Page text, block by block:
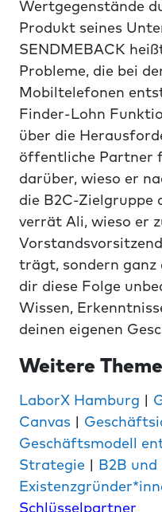
Wertgegenstände
Produkt seines
SENDMEBACK
Probleme, die bei
Mobiltelefonen
Finder-Lohn
über die
öffentliche Partner
darüber, wieso er
die B2C-Zielgruppe
verrät Ali, wieso er
trägt, sondern
dir diese Folge
Wissen,
deinen eigenen
Weitere
LaborX Hamburg |
Canvas |
Geschäftsmodell
Strategie | B2B und
Schlüsselpartner